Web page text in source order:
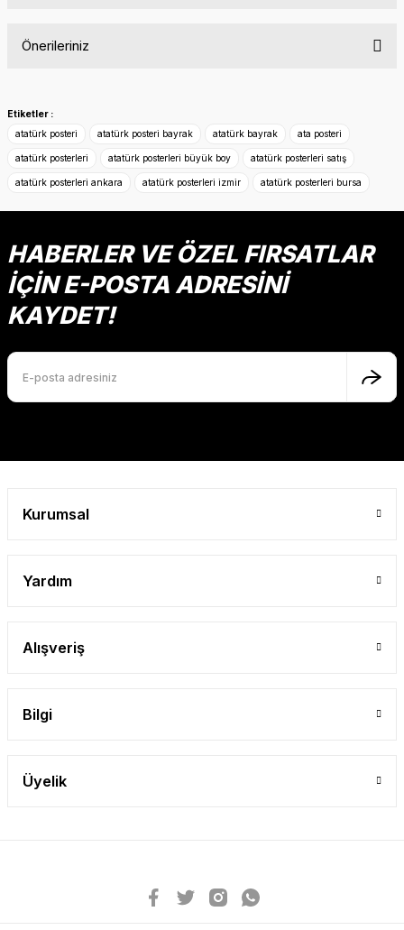
Önerileriniz
konularda yetersiz gördüğünüz noktaları öneri formunu
Görüş ve önerileriniz için teşekkür ederiz.
Ürün resmi kalitesiz, bozuk veya görüntülenemiyor.
Ürün açıklamasında eksik bilgiler bulunuyor.
Ürün bilgilerinde hatalar bulunuyor.
Ürün fiyatı diğer sitelerden daha pahalı.
Bu ürüne benzer farklı alternatifler olmalı.
Etiketler :
atatürk posteri
atatürk posteri bayrak atatürk bayrak ata posteri
atatürk posterleri atatürk posterleri büyük boy atatürk posterleri satış
atatürk posterleri ankara atatürk posterleri izmir atatürk posterleri bursa
HABERLER VE ÖZEL FIRSATLAR
İÇİN E-POSTA ADRESİNİ
KAYDET!
Kurumsal
Yardım
Alışveriş
Bilgi
Üyelik